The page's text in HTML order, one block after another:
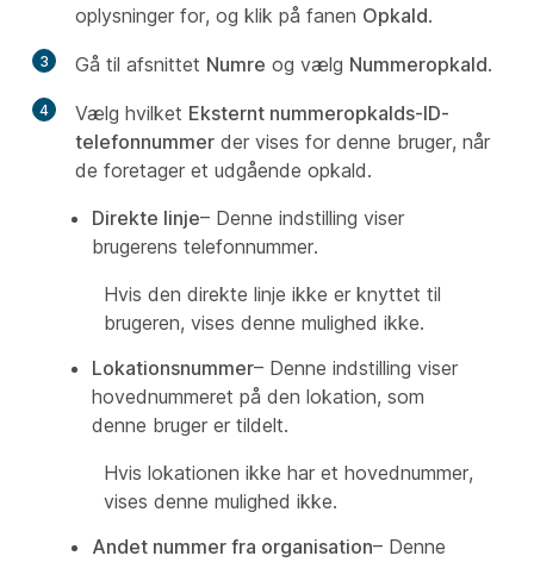
oplysninger for, og klik på fanen Opkald.
3 Gå til afsnittet Numre og vælg Nummeropkald.
4 Vælg hvilket Eksternt nummeropkalds-ID-
telefonnummer der vises for denne bruger, når
de foretager et udgående opkald.
Direkte linje– Denne indstilling viser
brugerens telefonnummer.
Hvis den direkte linje ikke er knyttet til
brugeren, vises denne mulighed ikke.
Lokationsnummer– Denne indstilling viser
hovednummeret på den lokation, som
denne bruger er tildelt.
Hvis lokationen ikke har et hovednummer,
vises denne mulighed ikke.
Andet nummer fra organisation– Denne